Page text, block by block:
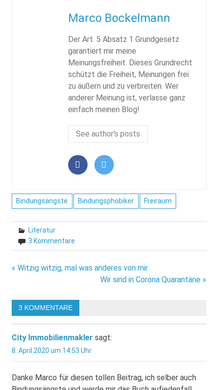
Marco Bockelmann
Der Art. 5 Absatz 1 Grundgesetz
garantiert mir meine
Meinungsfreiheit. Dieses Grundrecht
schützt die Freiheit, Meinungen frei
zu äußern und zu verbreiten. Wer
anderer Meinung ist, verlasse ganz
einfach meinen Blog!
See author's posts
Bindungsängste Bindungsphobiker Freiraum
Literatur
3 Kommentare
Beitragsnavigation
« Witzig witzig, mal was anderes von mir
Wir sind in Corona Quarantäne »
3 KOMMENTARE
City Immobilienmakler sagt:
8. April 2020 um 14:53 Uhr
Danke Marco für diesen tollen Beitrag, ich selber auch